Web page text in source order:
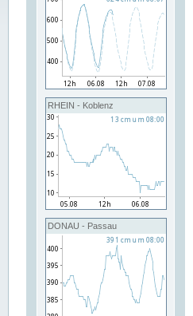
RHEIN - Koblenz
DONAU - Passau